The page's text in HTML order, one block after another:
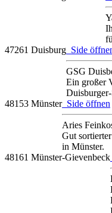
47261 Duisburg Side
GSG
Ein großer
48153 MünsterSide öffnen
Aries
Gut
in Münster.
48161 Münster-Gievenbeck